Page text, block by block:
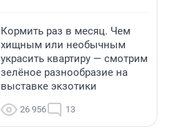
Кормить раз в месяц. Чем
хищным или необычным
украсить квартиру — смотрим
зелёное разнообразие на
выставке экзотики
26 956 13